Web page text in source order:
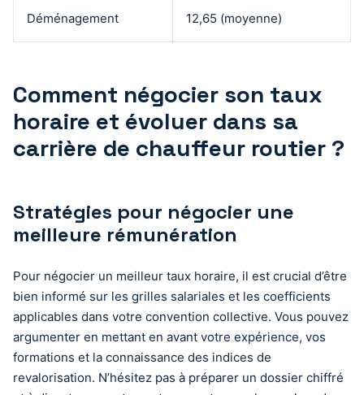
Déménagement 12,65 (moyenne)
Comment négocier son taux
horaire et évoluer dans sa
carrière de chauffeur routier ?
Stratégies pour négocier une
meilleure rémunération
Pour négocier un meilleur taux horaire, il est crucial d’être
bien informé sur les grilles salariales et les coefficients
applicables dans votre convention collective. Vous pouvez
argumenter en mettant en avant votre expérience, vos
formations et la connaissance des indices de
revalorisation. N’hésitez pas à préparer un dossier chiffré